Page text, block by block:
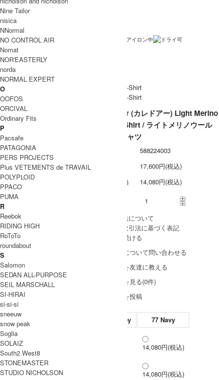
素材
生産国
洗濯表記
裏地 / 透け感
Caledoor (カレドアー) Light Merino
Wool T-Shirt / ライトメリノウール
ティーシャツ
588224003
17,600円(税込)
販売価格
14,080円(税込)
» 採寸方法について
» 特定商取引法に基づく表記
買い物を続ける
この商品について問い合わせる
この商品を友達に教える
レビューを見る(0件)
レビューを投稿
11 Light Grey 18 Charcoal Grey 77 Navy
M 14,080円(税込)
L 14,080円(税込) 14,080円(税込)
Nine Tailor
nisica
NNormal
NO CONTROL AIR
Nomat
NOR'EASTERLY
norda
NORMAL EXPERT
O
OOFOS
ORCIVAL
Ordinary Fits
P
Pacsafe
PATAGONIA
PERS PROJECTS
Plus VETEMENTS de TRAVAIL
POLYPLOID
PPACO
PUMA
R
Reebok
RIDING HIGH
RoToTo
roundabout
S
Salomon
SEDAN ALL-PURPOSE
SEIL MARSCHALL
SI-HIRAI
si-si-si
sneeuw
snow peak
Soglia
SOLAIZ
South2 West8
STONEMASTER
STUDIO NICHOLSON